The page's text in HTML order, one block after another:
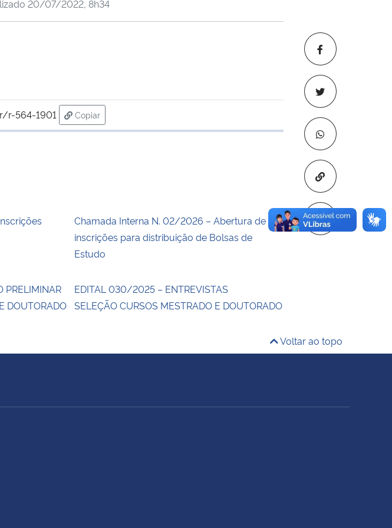
Copiar para
20/07/2022, 8h34
r-564-1901
Copiar
para área de transferência
Chamada Interna N. 02/2026 – Abertura de
inscrições para distribuição de Bolsas de
Estudo
PRELIMINAR
DOUTORADO
EDITAL 030/2025 – ENTREVISTAS
SELEÇÃO CURSOS MESTRADO E DOUTORADO
Voltar ao topo